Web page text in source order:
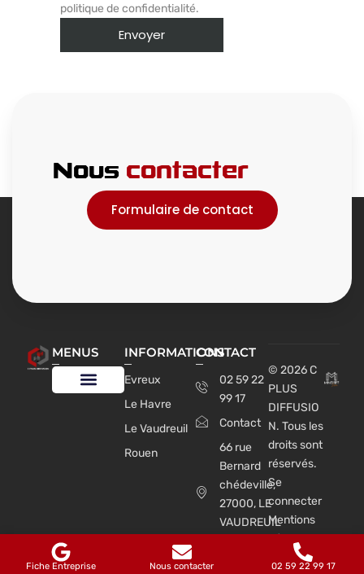
Fiche Entreprise Nous contacter 02 59 22 99 17
politique de confidentialité.
Nous contacter
Formulaire de contact
MENUS INFORMATIONS
Evreux
Le Havre
Le Vaudreuil
Rouen
CONTACT
02 59 22
99 17
Contact
66 rue
Bernard
chédeville,
27000, LE
VAUDREUIL
© 2026 C
PLUS
DIFFUSIO
N. Tous les
droits sont
réservés.
Se
connecter
Mentions
Légales